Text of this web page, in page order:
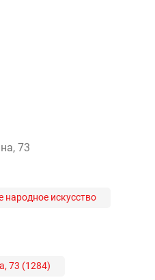
73
народное искусство
73 (1284)